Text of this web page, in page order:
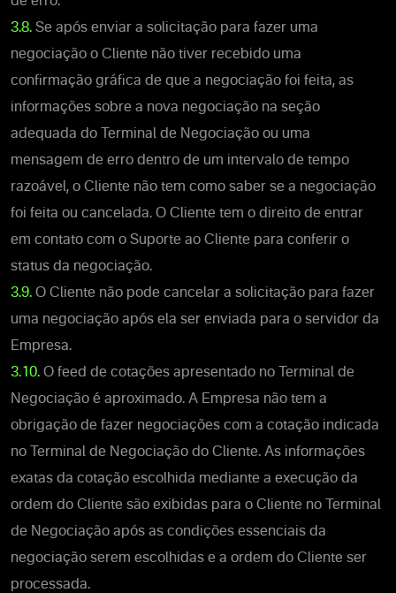
3.8. Se após enviar a solicitação para fazer uma
negociação o Cliente não tiver recebido uma
confirmação gráfica de que a negociação foi feita, as
informações sobre a nova negociação na seção
adequada do Terminal de Negociação ou uma
mensagem de erro dentro de um intervalo de tempo
razoável, o Cliente não tem como saber se a negociação
foi feita ou cancelada. O Cliente tem o direito de entrar
em contato com o Suporte ao Cliente para conferir o
status da negociação.
3.9. O Cliente não pode cancelar a solicitação para fazer
uma negociação após ela ser enviada para o servidor da
Empresa.
3.10. O feed de cotações apresentado no Terminal de
Negociação é aproximado. A Empresa não tem a
obrigação de fazer negociações com a cotação indicada
no Terminal de Negociação do Cliente. As informações
exatas da cotação escolhida mediante a execução da
ordem do Cliente são exibidas para o Cliente no Terminal
de Negociação após as condições essenciais da
negociação serem escolhidas e a ordem do Cliente ser
processada.